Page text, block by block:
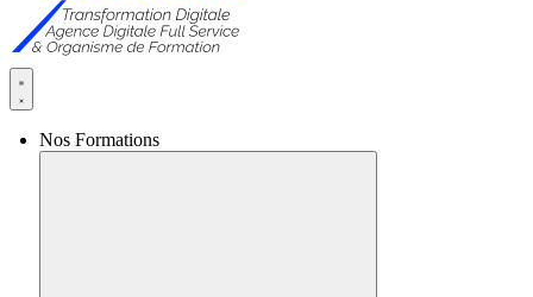
Nos Formations